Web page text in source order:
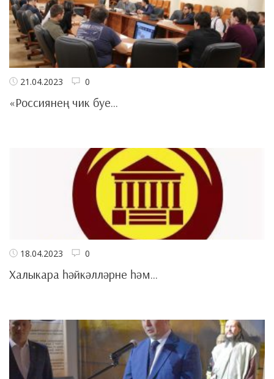
21.04.2023 0
«Россиянең чик буе...
18.04.2023 0
Халыкара һәйкәлләрне һәм...